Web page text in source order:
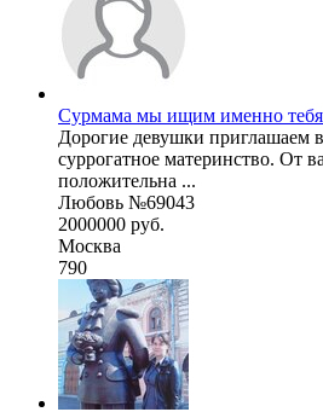
Сурмама мы ищим именно
Дорогие девушки приглашаем
суррогатное материнство. От
положительна ...
Любовь №69043
2000000 руб.
Москва
790